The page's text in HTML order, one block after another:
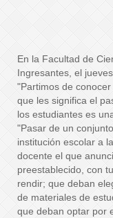
En la Facultad de
Ingresantes, el
"Partimos de
que les significa el
los estudiantes es
"Pasar de un
institución escolar a
docente el que
preestablecido, con
rendir; que deban
de materiales de
que deban optar por